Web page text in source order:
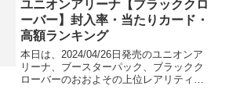
ユニオンアリーナ【ブラッククロ
ーバー】封入率・当たりカード・
高額ランキング
本日は、2024/04/26日発売のユニオンア
リーナ、ブースターパック、ブラックク
ローバーのおおよその上位レアリティ封